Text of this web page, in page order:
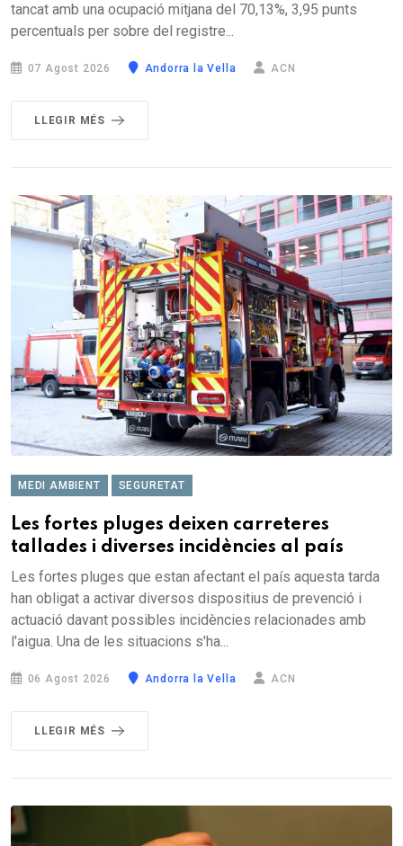
tancat amb una ocupació mitjana del 70,13%, 3,95 punts
percentuals per sobre del registre...
07 Agost 2026 Andorra la Vella ACN
LLEGIR MÉS
MEDI AMBIENT SEGURETAT
Les fortes pluges deixen carreteres
tallades i diverses incidències al país
Les fortes pluges que estan afectant el país aquesta tarda
han obligat a activar diversos dispositius de prevenció i
actuació davant possibles incidències relacionades amb
l'aigua. Una de les situacions s'ha...
06 Agost 2026 Andorra la Vella ACN
LLEGIR MÉS